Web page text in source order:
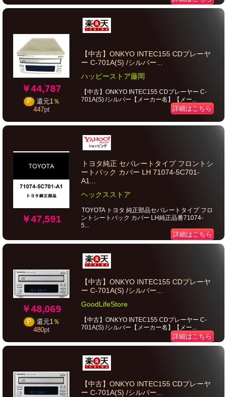
￥44,787
P 還元1％
447pt
【中古】ONKYO INTEC155 CDプレーヤ
ー C-701A(S) /シルバー...
ハッピーストア藤岡
【中古】ONKYO INTEC155 CDプレーヤー C-
701A(S) /シルバー【メーカー名】【メー...
詳細はこちら
￥47,591
トヨタ純正 セパレートタイプ フロントシ
ートバック カバー LH 71074-5C701-
A1...
ヘックスストア
TOYOTA トヨタ 純正部品セパレートタイプ フロ
ントシートバック カバー LH純正品番71074-
5...
詳細はこちら
￥48,069
P 還元1％
480pt
【中古】ONKYO INTEC155 CDプレーヤ
ー C-701A(S) /シルバー...
GoodLifeStore
【中古】ONKYO INTEC155 CDプレーヤー C-
701A(S) /シルバー【メーカー名】【メー...
詳細はこちら
【中古】ONKYO INTEC155 CDプレーヤ
ー C-701A(S) /シルバー...